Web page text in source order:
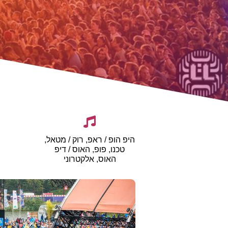
היפ הופ / ראפ, רוק / מטאל,
טכנו, פופ, האוס / דיפ
האוס, אלקטרוני